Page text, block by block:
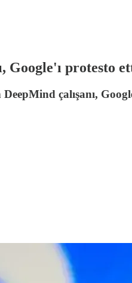
Google'ı protesto
çalışanı,